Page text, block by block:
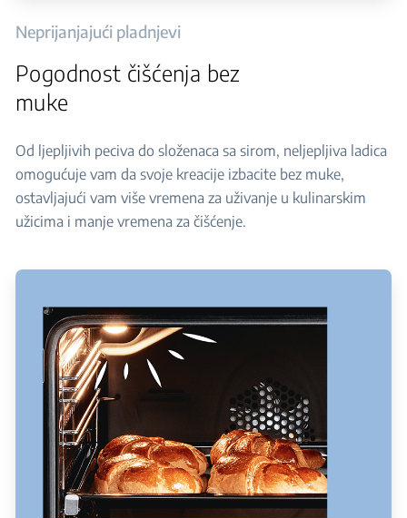
Neprijanjajući pladnjevi
Pogodnost čišćenja bez
muke
Od ljepljivih peciva do složenaca sa sirom, neljepljiva ladica
omogućuje vam da svoje kreacije izbacite bez muke,
ostavljajući vam više vremena za uživanje u kulinarskim
užicima i manje vremena za čišćenje.